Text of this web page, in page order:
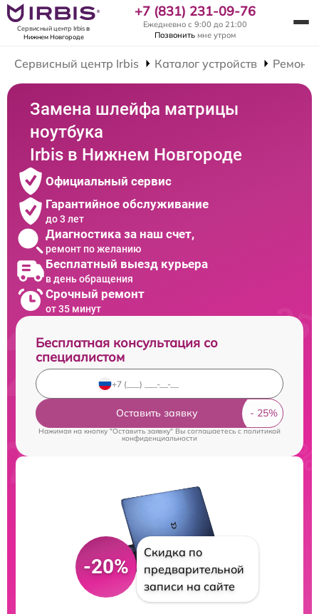
Сервисный центр Irbisв
Нижнем Новгороде
+7 (831) 231-09-76
Ежедневно с 9:00 до 21:00
Позвонить мне утром
Сервисный центр Irbis Каталог устройств Ремонт
Замена шлейфа матрицы
ноутбука
Irbis в Нижнем Новгороде
Официальный сервис
Гарантийное обслуживание
до 3 лет
Диагностика за наш счет,
ремонт по желанию
Бесплатный выезд курьера
в день обращения
Срочный ремонт
от 35 минут
Бесплатная консультация со
специалистом
Оставить заявку
Нажимая на кнопку "Оставить заявку" Вы соглашаетесь c политикой
конфиденциальности
-20%
Скидка по
предварительной
записи на сайте